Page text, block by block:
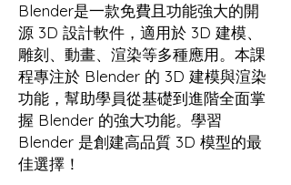
Blender是一款免費且功能強大的開
源 3D 設計軟件，適用於 3D 建模、
雕刻、動畫、渲染等多種應用。本課
程專注於 Blender 的 3D 建模與渲染
功能，幫助學員從基礎到進階全面掌
握 Blender 的強大功能。學習
Blender 是創建高品質 3D 模型的最
佳選擇！